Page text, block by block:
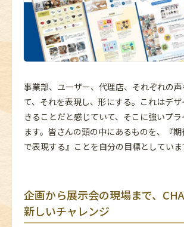
事業部、ユーザー、代理店、それぞれの
て、それを表現し、形にする。これはデ
きることだと感じていて、そこに強いプ
ます。皆さんの頭の中にあるものを、『
で表現する』ことを自分の目標としていま
企画から展示会の現場まで、
新しいチャレンジ